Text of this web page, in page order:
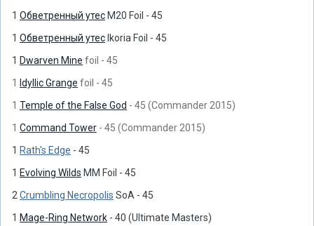
1 Обветренный утес М20 Foil - 45
1 Обветренный утес Ikoria Foil - 45
1 Dwarven Mine foil - 45
1
Idyllic Grange foil - 45
1 Temple of the False God - 45 (Commander 2015)
1 Command Tower - 45 (Commander 2015)
1 Rath's Edge - 45
1 Evolving Wilds MM Foil - 45
2Crumbling Necropolis SoA - 45
1 Mage-Ring Network - 40 (Ultimate Masters)